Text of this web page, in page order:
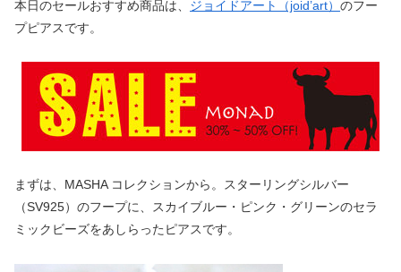
本日のセールおすすめ商品は、 ジョイドアート（joid’art） のフー
プピアスです。
まずは、MASHA コレクションから。スターリングシルバー
（SV925）のフープに、スカイブルー・ピンク・グリーンのセラ
ミックビーズをあしらったピアスです。